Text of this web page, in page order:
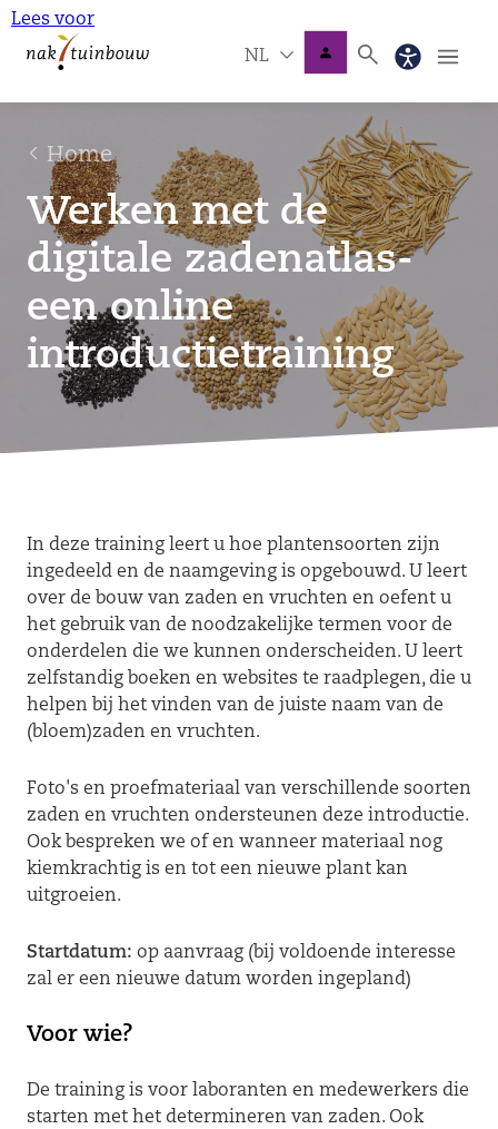
Lees voor
NL
Home
Werken met de
digitale zadenatlas-
een online
introductietraining
In deze training leert u hoe plantensoorten zijn
ingedeeld en de naamgeving is opgebouwd. U leert
over de bouw van zaden en vruchten en oefent u
het gebruik van de noodzakelijke termen voor de
onderdelen die we kunnen onderscheiden. U leert
zelfstandig boeken en websites te raadplegen, die u
helpen bij het vinden van de juiste naam van de
(bloem)zaden en vruchten.
Foto's en proefmateriaal van verschillende soorten
zaden en vruchten ondersteunen deze introductie.
Ook bespreken we of en wanneer materiaal nog
kiemkrachtig is en tot een nieuwe plant kan
uitgroeien.
Startdatum: op aanvraag (bij voldoende interesse
zal er een nieuwe datum worden ingepland)
Voor wie?
De training is voor laboranten en medewerkers die
starten met het determineren van zaden. Ook